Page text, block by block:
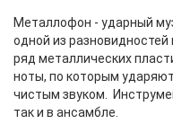
Металлофон - ударный
одной из
ряд металлических
ноты, по которым
чистым звуком.
так и в